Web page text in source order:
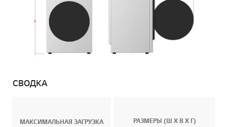
СВОДКА
МАКСИМАЛЬНАЯ ЗАГРУЗКА
РАЗМЕРЫ (Ш Х В Х Г)